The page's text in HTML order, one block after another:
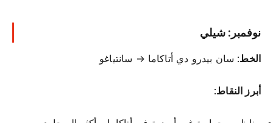
نوفمبر: شيلي
الخط: سان بيدرو دي أتاكاما → سانتياغو
أبرز النقاط: